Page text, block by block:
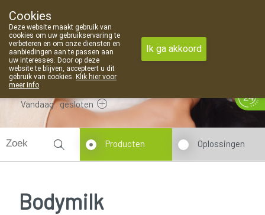
09 373 94 03
Vandaag gesloten
Producten Oplossingen
Bodymilk
Cookies
Deze website maakt gebruik van
cookies om uw gebruikservaring te
verbeteren en om onze diensten en
aanbiedingen aan te passen aan
uw interesses. Door op deze
website te blijven, accepteert u dit
gebruik van cookies. Klik hier voor
meer info.
Ik ga akkoord